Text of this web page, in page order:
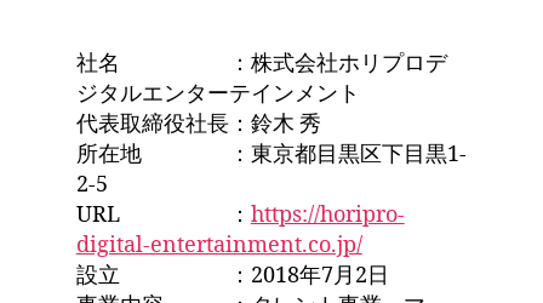
社名 ：株式会社ホリプロデ
ジタルエンターテインメント
代表取締役社長：鈴木 秀
所在地 ：東京都目黒区下目黒1-
2-5
URL ： https://horipro-
digital-entertainment.co.jp/
設立 ：2018年7月2日